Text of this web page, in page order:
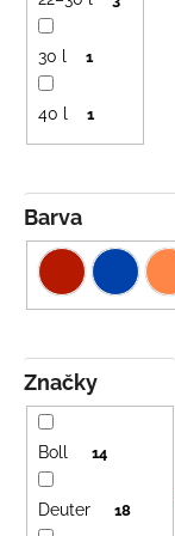
Značky
Boll 14
Deuter 18
Barva
30 l 1
40 l 1